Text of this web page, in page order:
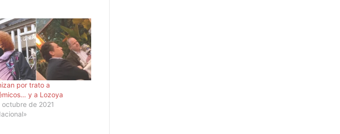
por trato a
y a Lozoya
octubre de 2021